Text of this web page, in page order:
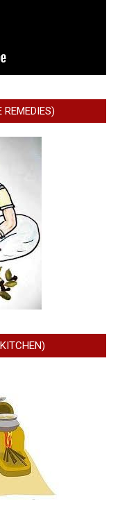
KITCHEN)